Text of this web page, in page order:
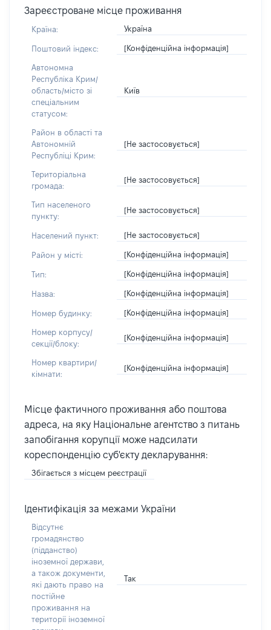
Зареєстроване місце проживання
Країна: Україна
Поштовий індекс: [Конфіденційна інформація]
Автономна
Республіка Крим/
область/місто зі
спеціальним
статусом:
Київ
Район в області та
Автономній
Республіці Крим:
[Не застосовується]
Територіальна
громада:
[Не застосовується]
Тип населеного
пункту:
[Не застосовується]
Населений пункт: [Не застосовується]
Район у місті: [Конфіденційна інформація]
Тип: [Конфіденційна інформація]
Назва: [Конфіденційна інформація]
Номер будинку: [Конфіденційна інформація]
Номер корпусу/
секції/блоку:
[Конфіденційна інформація]
Номер квартири/
кімнати:
[Конфіденційна інформація]
Місце фактичного проживання або поштова
адреса, на яку Національне агентство з питань
запобігання корупції може надсилати
кореспонденцію суб'єкту декларування:
Збігається з місцем реєстрації
Ідентифікація за межами України
Відсутнє
громадянство
(підданство)
іноземної держави,
а також документи,
які дають право на
постійне
проживання на
території іноземної
Так